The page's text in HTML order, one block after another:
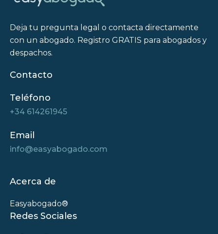
Deja tu pregunta legal o contacta directamente
con un abogado. Registro GRATIS para abogados y
despachos.
Contacto
Teléfono
+34 614261945
Email
info@easyabogado.com
Acerca de
Easyabogado®
Redes Sociales